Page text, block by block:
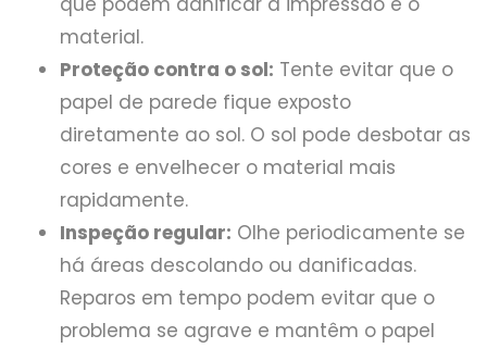
material.
Proteção contra o sol: Tente evitar que o
papel de parede fique exposto
diretamente ao sol. O sol pode desbotar as
cores e envelhecer o material mais
rapidamente.
Inspeção regular: Olhe periodicamente se
há áreas descolando ou danificadas.
Reparos em tempo podem evitar que o
problema se agrave e mantêm o papel